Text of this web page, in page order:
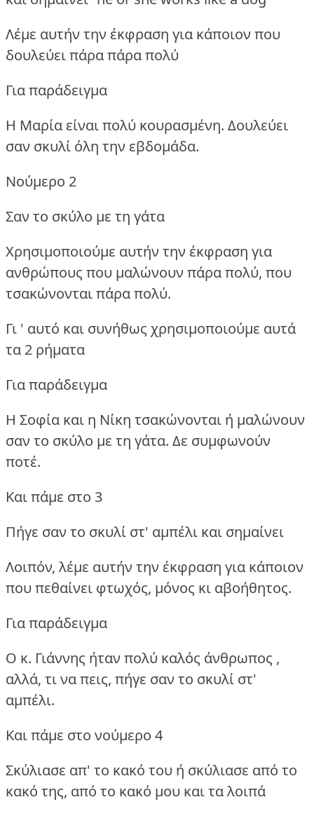
Λέμε αυτήν την έκφραση για κάποιον που
δουλεύει πάρα πάρα πολύ
Για παράδειγμα
Η Μαρία είναι πολύ κουρασμένη. Δουλεύει
σαν σκυλί όλη την εβδομάδα.
Νούμερο 2
Σαν το σκύλο με τη γάτα
Χρησιμοποιούμε αυτήν την έκφραση για
ανθρώπους που μαλώνουν πάρα πολύ, που
τσακώνονται πάρα πολύ.
Γι ' αυτό και συνήθως χρησιμοποιούμε αυτά
τα 2 ρήματα
Για παράδειγμα
Η Σοφία και η Νίκη τσακώνονται ή μαλώνουν
σαν το σκύλο με τη γάτα. Δε συμφωνούν
ποτέ.
Και πάμε στο 3
Πήγε σαν το σκυλί στ' αμπέλι και σημαίνει
Λοιπόν, λέμε αυτήν την έκφραση για κάποιον
που πεθαίνει φτωχός, μόνος κι αβοήθητος.
Για παράδειγμα
Ο κ. Γιάννης ήταν πολύ καλός άνθρωπος ,
αλλά, τι να πεις, πήγε σαν το σκυλί στ'
αμπέλι.
Και πάμε στο νούμερο 4
Σκύλιασε απ' το κακό του ή σκύλιασε από το
κακό της, από το κακό μου και τα λοιπά